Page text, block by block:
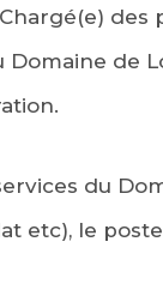
des
de
du
etc), le